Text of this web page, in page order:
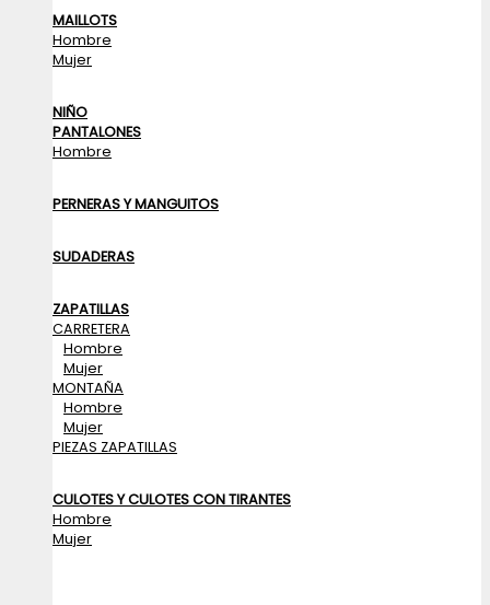
MAILLOTS
Hombre
Mujer
NIÑO
PANTALONES
Hombre
PERNERAS Y MANGUITOS
SUDADERAS
ZAPATILLAS
CARRETERA
Hombre
Mujer
MONTAÑA
Hombre
Mujer
PIEZAS ZAPATILLAS
CULOTES Y CULOTES CON TIRANTES
Hombre
Mujer